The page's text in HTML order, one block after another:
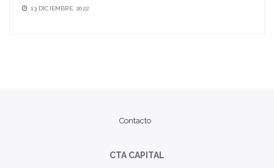
13 DICIEMBRE, 2022
Contacto
CTA CAPITAL